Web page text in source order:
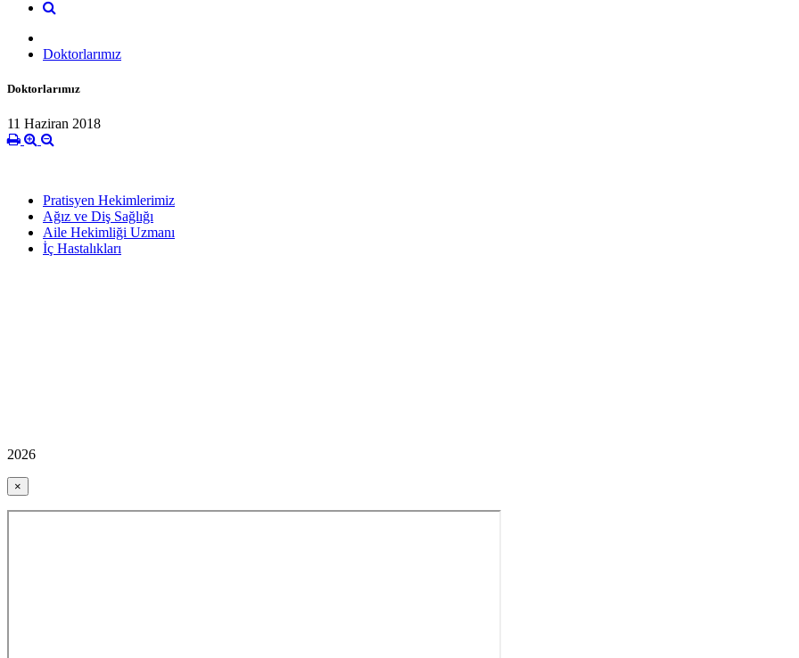
Doktorlarımız
Doktorlarımız
11 Haziran 2018
Pratisyen Hekimlerimiz
Ağız ve Diş Sağlığı
Aile Hekimliği Uzmanı
İç Hastalıkları
2026
×